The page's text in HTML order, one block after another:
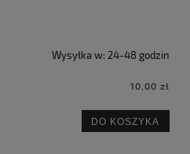
Wysyłka w: 24-48 godzin
10,00 zł
DO KOSZYKA